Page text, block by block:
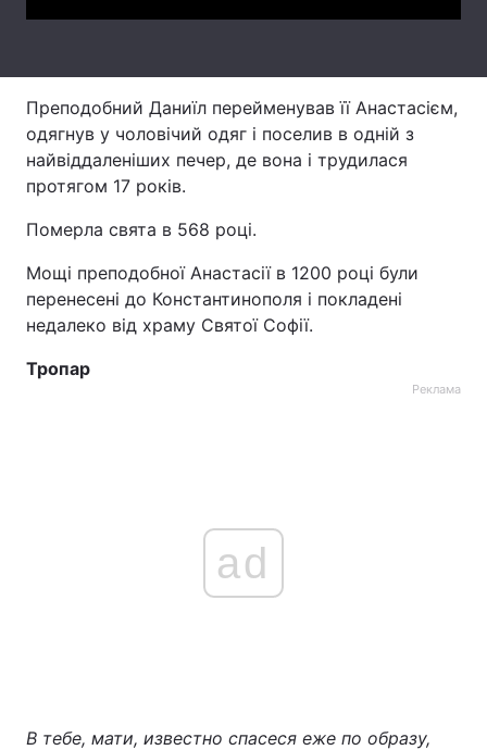
Архів Вакансії
Контакти
Послуги
Преподобний Даниїл перейменував її Анастасієм,
одягнув у чоловічий одяг і поселив в одній з
найвіддаленіших печер, де вона і трудилася
протягом 17 років.
Померла свята в 568 році.
Мощі преподобної Анастасії в 1200 році були
перенесені до Константинополя і покладені
недалеко від храму Святої Софії.
Тропар
Реклама
ad
В тебе, мати, известно спасеся еже по образу,